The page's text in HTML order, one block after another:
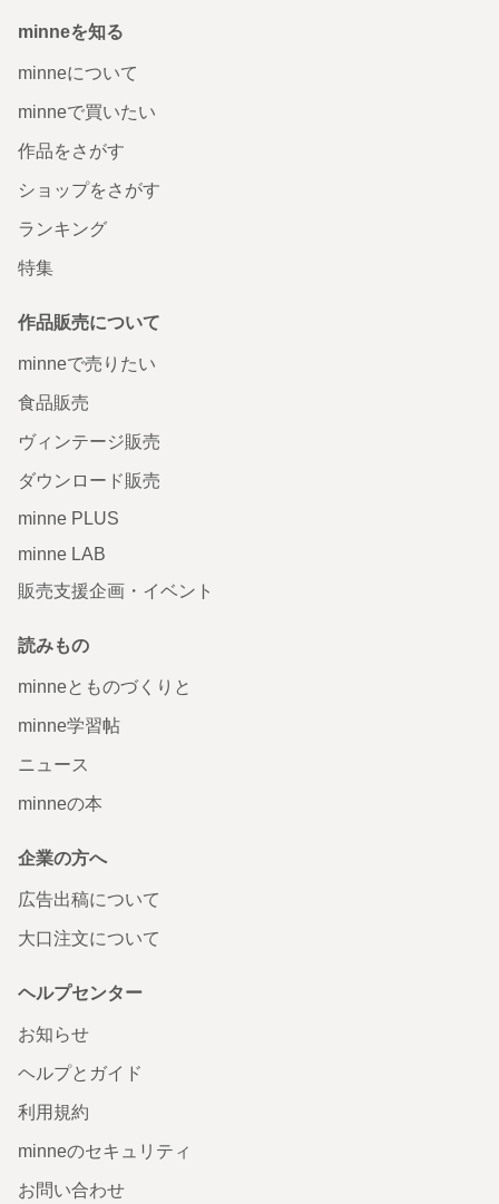
minneを知る
minneについて
minneで買いたい
作品をさがす
ショップをさがす
ランキング
特集
作品販売について
minneで売りたい
食品販売
ヴィンテージ販売
ダウンロード販売
minne PLUS
minne LAB
販売支援企画・イベント
読みもの
minneとものづくりと
minne学習帖
ニュース
minneの本
企業の方へ
広告出稿について
大口注文について
ヘルプセンター
お知らせ
ヘルプとガイド
利用規約
minneのセキュリティ
お問い合わせ